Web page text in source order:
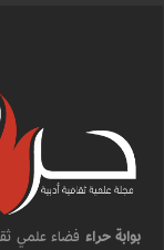
بوابة حراء فضاء علمي